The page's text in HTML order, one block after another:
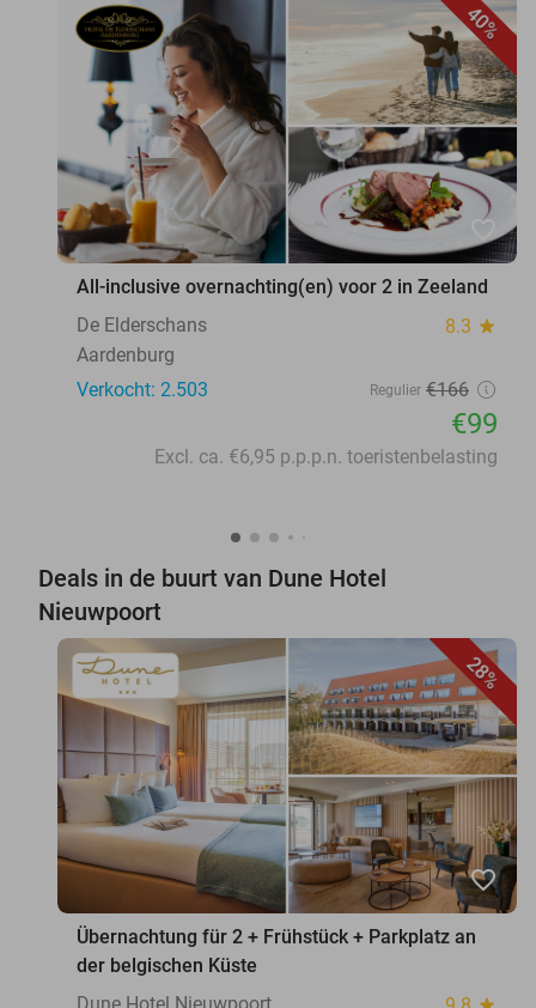
40%
favorite_border
All-inclusive overnachting(en) voor 2 in Zeeland
De Elderschans
8.3 star
Aardenburg
Verkocht: 2.503
Regulier €166
€99
Excl. ca. €6,95 p.p.p.n. toeristenbelasting
Deals in de buurt van Dune Hotel
Nieuwpoort
28%
favorite_border
Übernachtung für 2 + Frühstück + Parkplatz an
der belgischen Küste